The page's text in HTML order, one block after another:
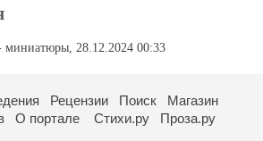
миниатюры, 28.12.2024 00:33
Рецензии Поиск
Магазин
О портале Стихи.ру Проза.ру